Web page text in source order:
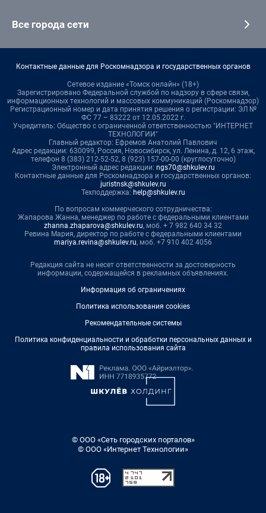
Все города сети
Контактные данные для Роскомнадзора и государственных органов
Сетевое издание «Томск онлайн» (18+)
Зарегистрировано Федеральной службой по надзору в сфере связи,
информационных технологий и массовых коммуникаций (Роскомнадзор)
Регистрационный номер и дата принятия решения о регистрации: ЭЛ №
ФС 77 – 83222 от 12.05.2022 г.
Учредитель: Общество с ограниченной ответственностью "ИНТЕРНЕТ
ТЕХНОЛОГИИ"
Главный редактор: Ефремов Анатолий Павлович
Адрес редакции: 630099, Россия, Новосибирск, ул. Ленина, д. 12, 6 этаж,
телефон 8 (383) 212-52-52, 8 (923) 157-00-00 (круглосуточно)
Электронный адрес редакции: ngs70@shkulev.ru
Контактные данные для Роскомнадзора и государственных органов:
juristnsk@shkulev.ru
Техподдержка: help@shkulev.ru
По вопросам коммерческого сотрудничества:
Жапарова Жанна, менеджер по работе с федеральными клиентами
zhanna.zhaparova@shkulev.ru, моб. + 7 982 640 34 32
Ревина Мария, директор по работе с федеральными клиентами
mariya.revina@shkulev.ru, моб. +7 910 402 4056
Редакция сайта не несет ответственности за достоверность
информации, содержащейся в рекламных объявлениях.
Информация об ограничениях
Политика использования cookies
Рекомендательные системы
Политика конфиденциальности и обработки персональных данных и
правила использования сайта
© ООО «Сеть городских порталов»
© ООО «Интернет Технологии»